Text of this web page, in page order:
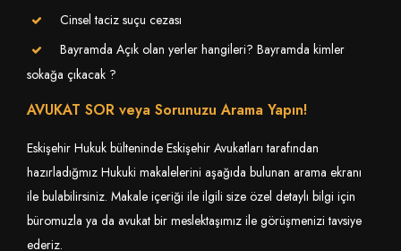
Cinsel taciz suçu cezası
Bayramda Açık olan yerler hangileri? Bayramda kimler
sokağa çıkacak ?
AVUKAT SOR veya Sorunuzu Arama Yapın!
Eskişehir Hukuk bülteninde Eskişehir Avukatları tarafından
hazırladığmız Hukuki makalelerini aşağıda bulunan arama ekranı
ile bulabilirsiniz. Makale içeriği ile ilgili size özel detaylı bilgi için
büromuzla ya da avukat bir meslektaşımız ile görüşmenizi tavsiye
ederiz.